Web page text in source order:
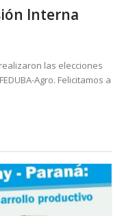
Interna
las elecciones
Agro. Felicitamos a